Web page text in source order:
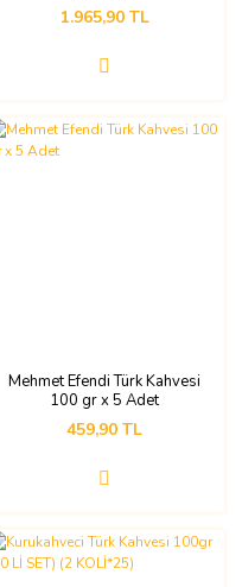
1.965,90 TL
Mehmet Efendi Türk Kahvesi
100 gr x 5 Adet
459,90 TL